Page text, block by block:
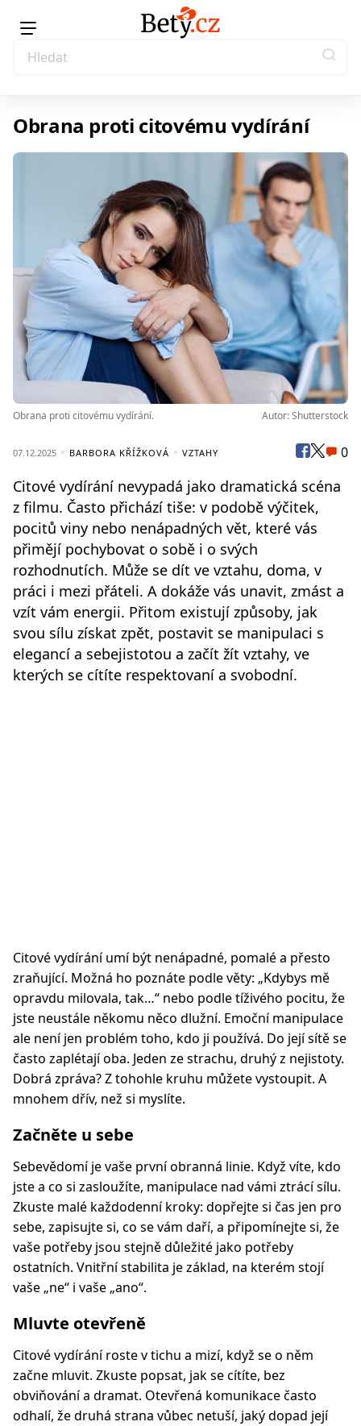
Obrana proti citovému vydírání
Obrana proti citovému vydírání. Autor: Shutterstock
07.12.2025 BARBORA KŘÍŽKOVÁ VZTAHY 0
Citové vydírání nevypadá jako dramatická scéna
z filmu. Často přichází tiše: v podobě výčitek,
pocitů viny nebo nenápadných vět, které vás
přimějí pochybovat o sobě i o svých
rozhodnutích. Může se dít ve vztahu, doma, v
práci i mezi přáteli. A dokáže vás unavit, zmást a
vzít vám energii. Přitom existují způsoby, jak
svou sílu získat zpět, postavit se manipulaci s
elegancí a sebejistotou a začít žít vztahy, ve
kterých se cítíte respektovaní a svobodní.
Citové vydírání umí být nenápadné, pomalé a přesto
zraňující. Možná ho poznáte podle věty: „Kdybys mě
opravdu milovala, tak…“ nebo podle tíživého pocitu, že
jste neustále někomu něco dlužní. Emoční manipulace
ale není jen problém toho, kdo ji používá. Do její sítě se
často zaplétají oba. Jeden ze strachu, druhý z nejistoty.
Dobrá zpráva? Z tohohle kruhu můžete vystoupit. A
mnohem dřív, než si myslíte.
Začněte u sebe
Sebevědomí je vaše první obranná linie. Když víte, kdo
jste a co si zasloužíte, manipulace nad vámi ztrácí sílu.
Zkuste malé každodenní kroky: dopřejte si čas jen pro
sebe, zapisujte si, co se vám daří, a připomínejte si, že
vaše potřeby jsou stejně důležité jako potřeby
ostatních. Vnitřní stabilita je základ, na kterém stojí
vaše „ne“ i vaše „ano“.
Mluvte otevřeně
Citové vydírání roste v tichu a mizí, když se o něm
začne mluvit. Zkuste popsat, jak se cítíte, bez
obviňování a dramat. Otevřená komunikace často
odhalí, že druhá strana vůbec netuší, jaký dopad její